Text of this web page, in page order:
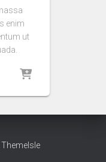
enim
ut
ThemeIsle